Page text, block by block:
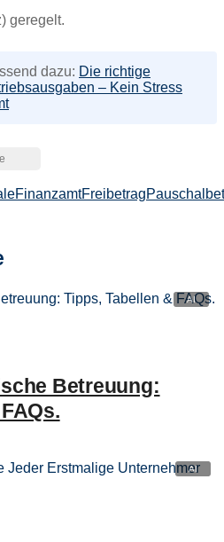
geregelt.
dazu: Die richtige
– Kein Stress
FinanzamtFreibetrag
Betreuung: